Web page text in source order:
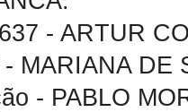
- ARTUR
MARIANA DE
- PABLO